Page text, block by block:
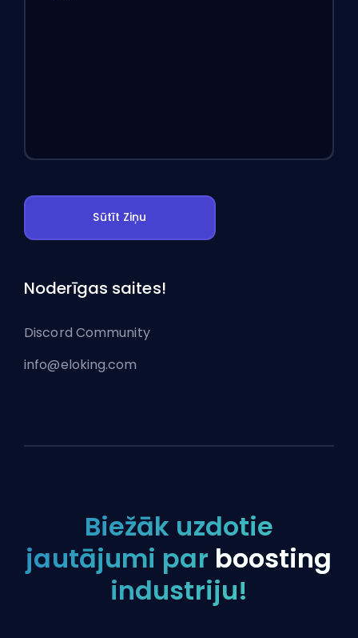
Sūtīt Ziņu
Noderīgas saites!
Discord Community
info@eloking.com
Biežāk uzdotie
jautājumi par boosting
industriju!